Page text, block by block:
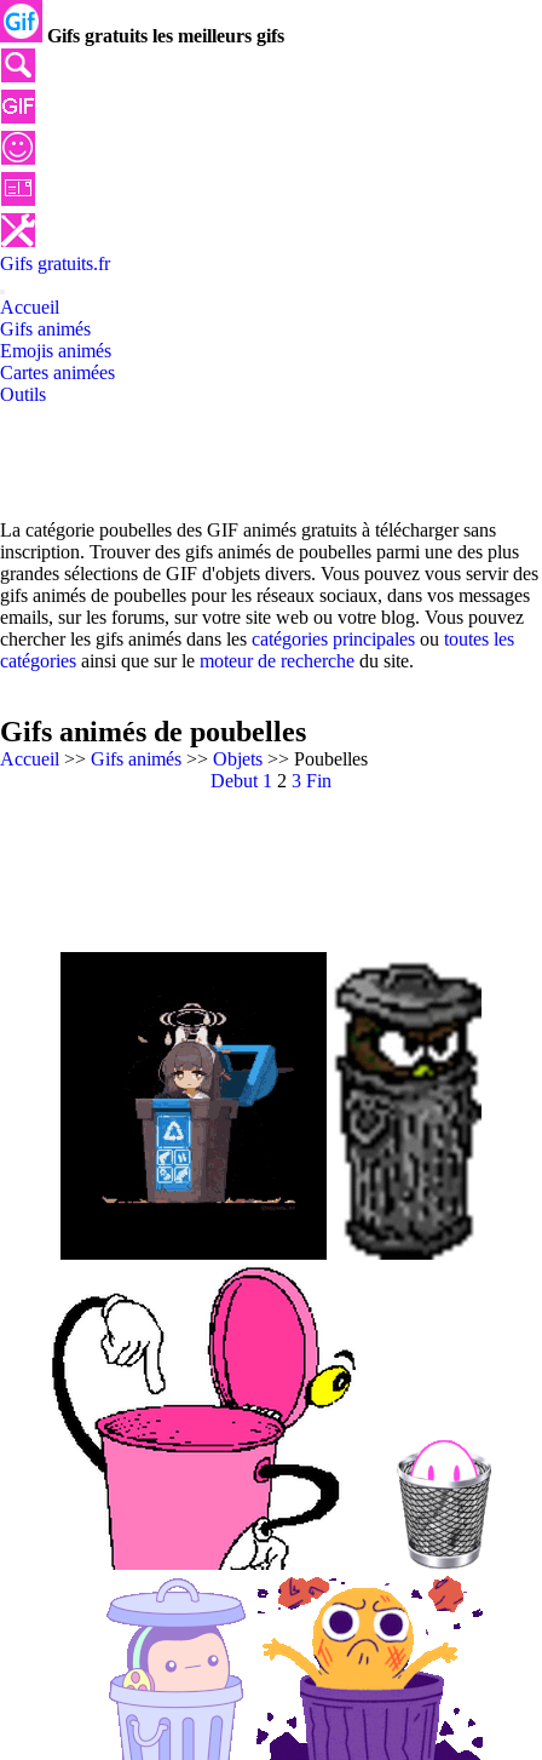
Gifs gratuits les meilleurs gifs
Gifs gratuits.fr
Accueil
Gifs animés
Emojis animés
Cartes animées
Outils
La catégorie poubelles des GIF animés gratuits à télécharger sans
inscription. Trouver des gifs animés de poubelles parmi une des plus
grandes sélections de GIF d'objets divers. Vous pouvez vous servir des
gifs animés de poubelles pour les réseaux sociaux, dans vos messages
emails, sur les forums, sur votre site web ou votre blog. Vous pouvez
chercher les gifs animés dans les catégories principales ou toutes les
catégories ainsi que sur le moteur de recherche du site.
Gifs animés de poubelles
Accueil >> Gifs animés >> Objets >> Poubelles
Debut 1 2 3 Fin